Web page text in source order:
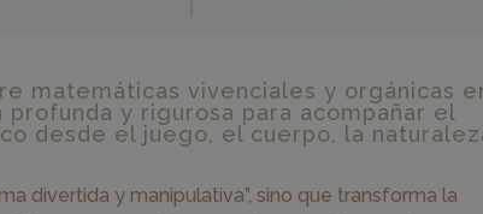
matemáticas vivenciales y orgánicas
y rigurosa para acompañar el
desde el juego, el cuerpo, la
divertida y manipulativa”, sino que transforma la